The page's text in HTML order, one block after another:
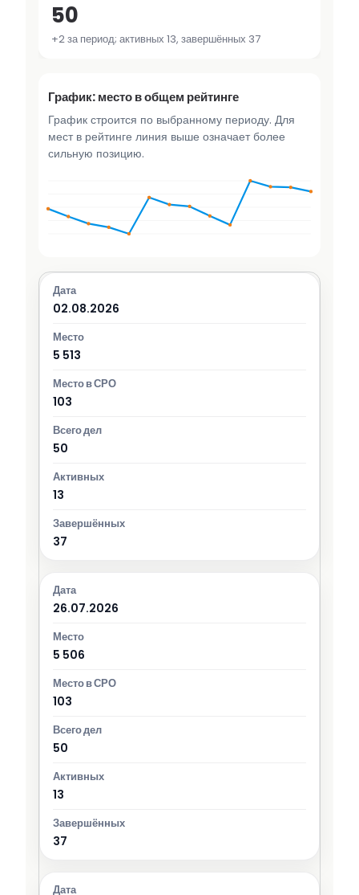
50
+2 за период; активных 13, завершённых 37
График: место в общем рейтинге
График строится по выбранному периоду. Для
мест в рейтинге линия выше означает более
сильную позицию.
02.08.2026
5 513
103
50
13
37
26.07.2026
5 506
103
50
13
37